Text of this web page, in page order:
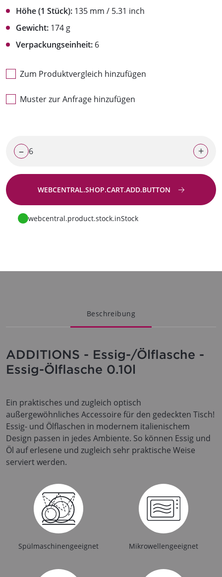
Höhe (1 Stück): 135 mm / 5.31 inch
Gewicht: 174 g
Verpackungseinheit: 6
Zum Produktvergleich hinzufügen
Muster zur Anfrage hinzufügen
– +
WEBCENTRAL.SHOP.CART.ADD.BUTTON
Zur Anfrage
webcentral.product.stock.inStock
Beschreibung
ADDITIONS - Essig-/Ölflasche -
Essig-Ölflasche 0.10l
Ein praktisches und zugleich optisch
außergewöhnliches Accessoire für den gedeckten Tisch!
Essig- und Ölflaschen in modernem italienischem
Design passen in jedes Ambiente. So können Essig und
Öl auf erlesene und zugleich sehr praktische Weise
serviert werden.
Spülmaschinengeeignet Mikrowellengeeignet